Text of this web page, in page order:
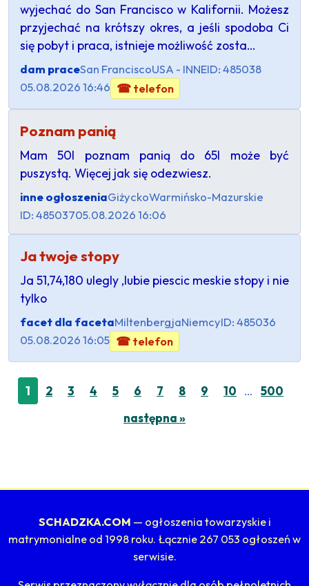
wyjechać do San Francisco w Kalifornii. Możesz
przyjechać na krótszy okres, a jeśli spodoba Ci
się pobyt i praca, istnieje możliwość zosta…
dam praceSan FranciscoUSA - INNEID: 485038
05.08.2026 16:46 ☎ telefon
Poznam panią
Mam 50l poznam panią do 65l może być
puszystą. Więcej jak się odezwiesz.
inne ogłoszeniaGiżyckoWarmińsko-Mazurskie
ID: 48503705.08.2026 16:06
Ja twoje stopy
Ja 51,74,180 ulegly ,lubie piescic meskie stopy i nie
tylko
facet dla facetaMiltenbergjaNiemcyID: 485036
05.08.2026 16:05 ☎ telefon
1 2 3 4 5 6 7 8 9 10 …
500
następna »
SCHADZKA.COM — ogłoszenia towarzyskie i
matrymonialne od 1998 roku. Łącznie 267 053 ogłoszeń w
serwisie.